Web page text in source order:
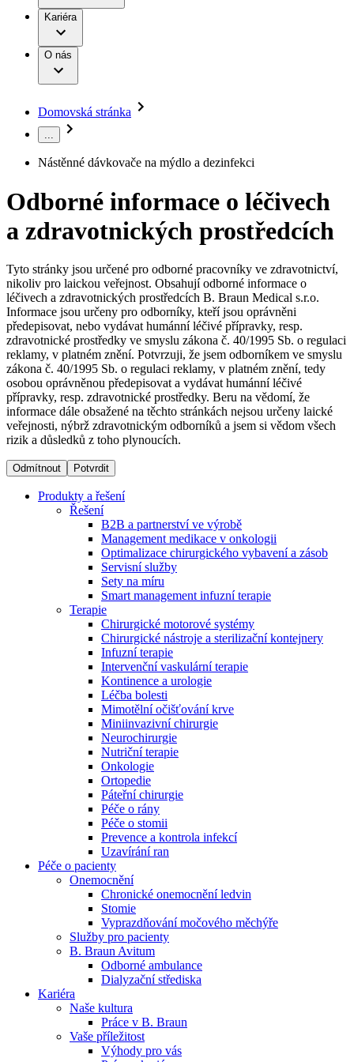
Léčba bolesti
Mimotělní očišťování krve
Nutriční terapie
Onkologie
Páteřní chirurgie
Péče o rány
Péče o stomii
Prevence a kontrola infekcí
Řešení
Terapie
Produktový katalog​
Objevte naše produkty. Navštivte produktový katalog B.
Braun s našim kompletním produktovým portfoliem.
Onemocnění
B. Braun Avitum
Dialyzační střediska​
B. Braun Avitum poskytuje kvalitní dialyzační péči ve všech
svých střediscích v České republice. Více informací se
dozvíte na stránkách jednotlivých středisek.
Odborné ambulance
Naše specializované ambulance jsou tu pro vás. Zvolte
specializaci a město, které potřebujete, a objednejte se do naší
ambulance.
Práce a kariéra
Naše kultura
Vaše příležitost​
Nabídky pracovních míst
Objevte své kariérní příležitosti ​v B. Braun. Vyhledejte náš trh
práce​ pro zajímavé pozice.​
Odpovědnost
Média
Kontaktní formulář
Registrace k odběru newsletteru
Společnost
Odpovědnost
Média
Kontakt
Zůstaňte v dialogu s B. Braun. ​Kontaktujte nás.​
Kariéra
O nás
Domovská stránka
...
Nástěnné dávkovače na mýdlo a dezinfekci
Odborné informace o léčivech
a zdravotnických prostředcích
Tyto stránky jsou určené pro odborné pracovníky ve zdravotnictví,
nikoliv pro laickou veřejnost. Obsahují odborné informace o
léčivech a zdravotnických prostředcích B. Braun Medical s.r.o.
Informace jsou určeny pro odborníky, kteří jsou oprávněni
předepisovat, nebo vydávat humánní léčivé přípravky, resp.
zdravotnické prostředky ve smyslu zákona č. 40/1995 Sb. o regulaci
reklamy, v platném znění. Potvrzuji, že jsem odborníkem ve smyslu
zákona č. 40/1995 Sb. o regulaci reklamy, v platném znění, tedy
osobou oprávněnou předepisovat a vydávat humánní léčivé
přípravky, resp. zdravotnické prostředky. Beru na vědomí, že
informace dále obsažené na těchto stránkách nejsou určeny laické
veřejnosti, nýbrž zdravotnickým odborníků a jsem si vědom všech
rizik a důsledků z toho plynoucích.
Odmítnout Potvrdit
Produkty a řešení
Řešení
B2B a partnerství ve výrobě
Management medikace v onkologii
Optimalizace chirurgického vybavení a zásob
Servisní služby
Sety na míru
Smart management infuzní terapie​
Terapie
Chirurgické motorové systémy
Chirurgické nástroje a sterilizační kontejnery
Infuzní terapie
Intervenční vaskulární terapie
Kontinence a urologie
Léčba bolesti
Mimotělní očišťování krve
Miniinvazivní chirurgie
Neurochirurgie
Nutriční terapie
Onkologie
Ortopedie
Páteřní chirurgie
Péče o rány
Péče o stomii
Prevence a kontrola infekcí
Uzavírání ran
Péče o pacienty
Onemocnění
Chronické onemocnění ledvin
Stomie
Vyprazdňování močového měchýře
Služby pro pacienty
B. Braun Avitum
Odborné ambulance
Dialyzační střediska
Kariéra
Naše kultura
Práce v B. Braun
Vaše příležitost​
Výhody pro vás